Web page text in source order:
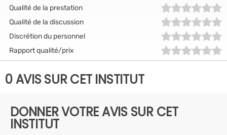
Qualité de la prestation
Qualité de la discussion
Discrétion du personnel
Rapport qualité/prix
0 AVIS SUR CET INSTITUT
DONNER VOTRE AVIS SUR CET
INSTITUT